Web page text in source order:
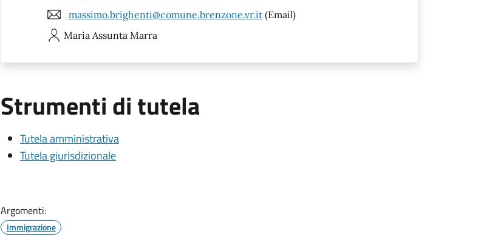
massimo.brighenti@comune.brenzone.vr.it (Email)
Maria Assunta Marra
Strumenti di tutela
Tutela amministrativa
Tutela giurisdizionale
Argomenti:
Immigrazione